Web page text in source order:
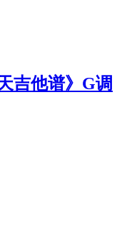
吉他谱》G调